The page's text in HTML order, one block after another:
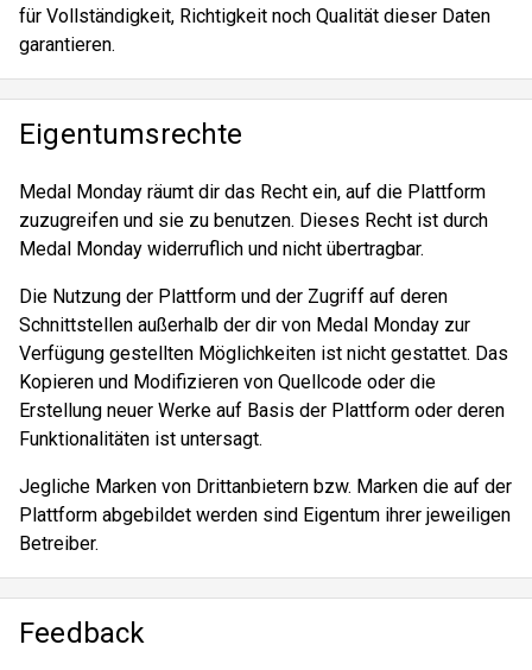
für Vollständigkeit, Richtigkeit noch Qualität dieser Daten
garantieren.
Eigentumsrechte
Medal Monday räumt dir das Recht ein, auf die Plattform
zuzugreifen und sie zu benutzen. Dieses Recht ist durch
Medal Monday widerruflich und nicht übertragbar.
Die Nutzung der Plattform und der Zugriff auf deren
Schnittstellen außerhalb der dir von Medal Monday zur
Verfügung gestellten Möglichkeiten ist nicht gestattet. Das
Kopieren und Modifizieren von Quellcode oder die
Erstellung neuer Werke auf Basis der Plattform oder deren
Funktionalitäten ist untersagt.
Jegliche Marken von Drittanbietern bzw. Marken die auf der
Plattform abgebildet werden sind Eigentum ihrer jeweiligen
Betreiber.
Feedback